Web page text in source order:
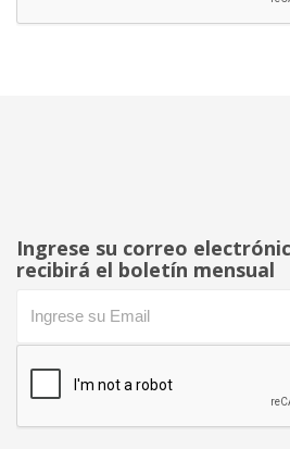
Ingrese su correo
recibirá el boletín mensual